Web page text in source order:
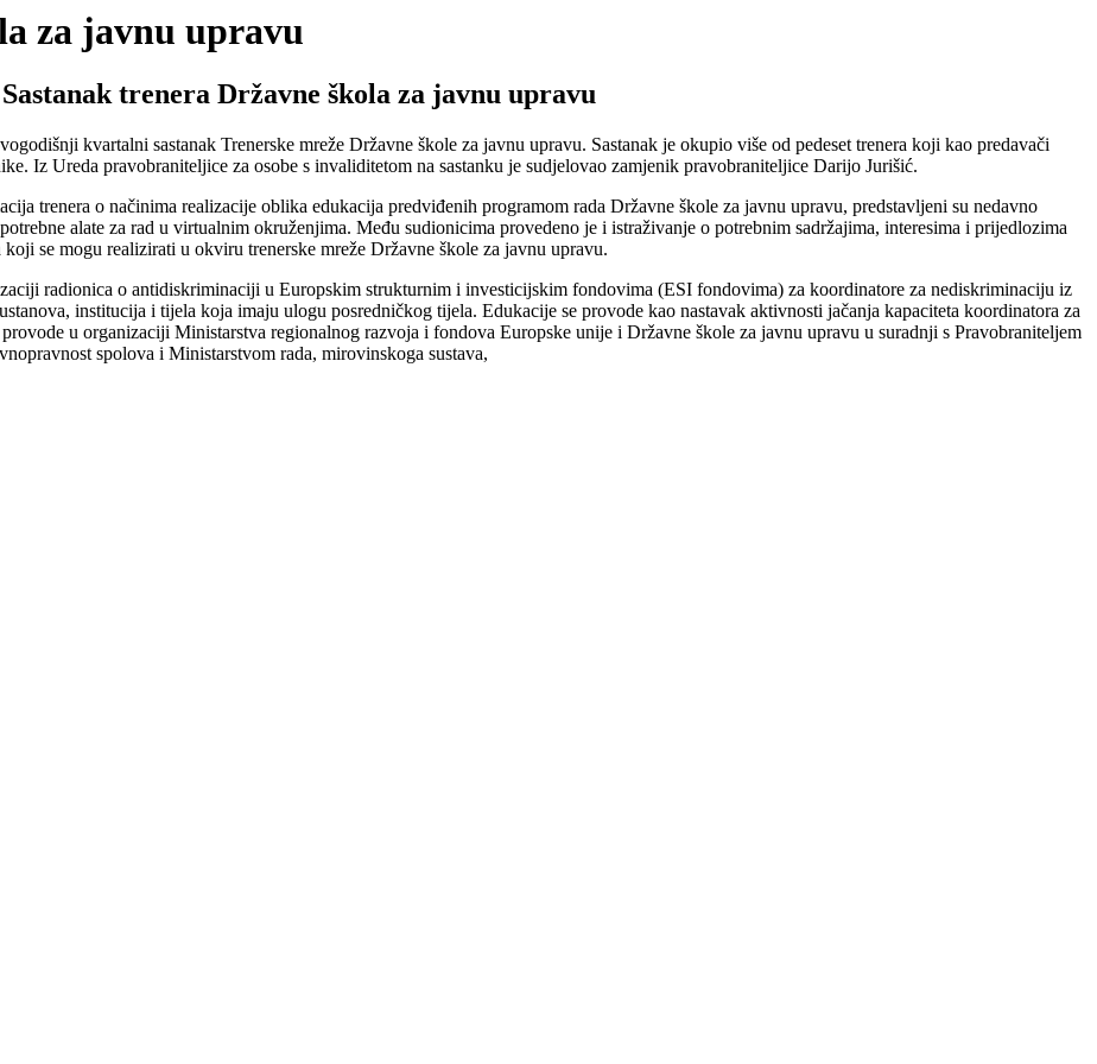
za javnu upravu
Sastanak trenera Državne škola za javnu upravu
kvartalni sastanak Trenerske mreže Državne škole za javnu upravu. Sastanak je okupio više od pedeset trenera koji kao predavači
Iz Ureda pravobraniteljice za osobe s invaliditetom na sastanku je sudjelovao zamjenik pravobraniteljice Darijo Jurišić.
trenera o načinima realizacije oblika edukacija predviđenih programom rada Državne škole za javnu upravu, predstavljeni su nedavno
alate za rad u virtualnim okruženjima. Među sudionicima provedeno je i istraživanje o potrebnim sadržajima, interesima i prijedlozima
se mogu realizirati u okviru trenerske mreže Državne škole za javnu upravu.
radionica o antidiskriminaciji u Europskim strukturnim i investicijskim fondovima (ESI fondovima) za koordinatore za nediskriminaciju iz
institucija i tijela koja imaju ulogu posredničkog tijela. Edukacije se provode kao nastavak aktivnosti jačanja kapaciteta koordinatora za
u organizaciji Ministarstva regionalnog razvoja i fondova Europske unije i Državne škole za javnu upravu u suradnji s Pravobraniteljem
spolova i Ministarstvom rada, mirovinskoga sustava,